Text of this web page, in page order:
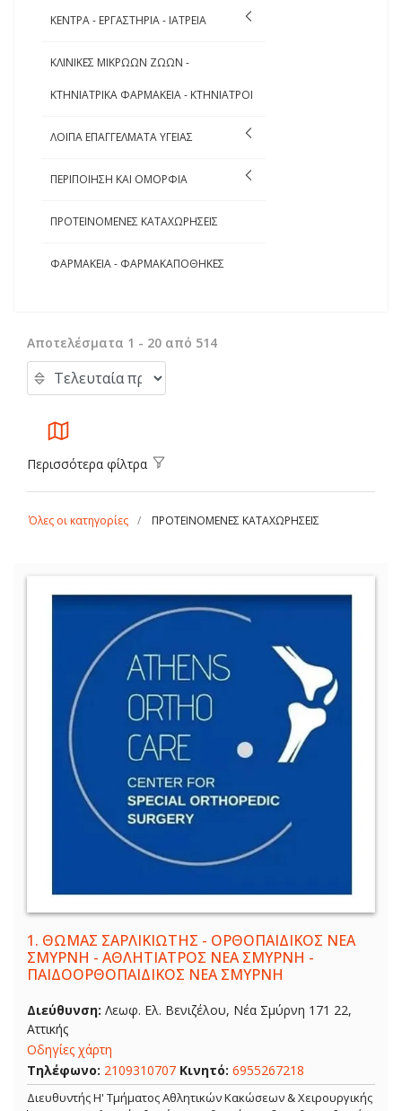
ΚΕΝΤΡΑ - ΕΡΓΑΣΤΗΡΙΑ - ΙΑΤΡΕΙΑ
ΚΛΙΝΙΚΕΣ ΜΙΚΡΩΩΝ ΖΩΩΝ -
ΚΤΗΝΙΑΤΡΙΚΑ ΦΑΡΜΑΚΕΙΑ - ΚΤΗΝΙΑΤΡΟΙ
ΛΟΙΠΑ ΕΠΑΓΓΕΛΜΑΤΑ ΥΓΕΙΑΣ
ΠΕΡΙΠΟΙΗΣΗ ΚΑΙ ΟΜΟΡΦΙΑ
ΠΡΟΤΕΙΝΟΜΕΝΕΣ ΚΑΤΑΧΩΡΗΣΕΙΣ
ΦΑΡΜΑΚΕΙΑ - ΦΑΡΜΑΚΑΠΟΘΗΚΕΣ
Αποτελέσματα 1 - 20 από 514
Περισσότερα φίλτρα
Όλες οι κατηγορίες ΠΡΟΤΕΙΝΟΜΕΝΕΣ ΚΑΤΑΧΩΡΗΣΕΙΣ
1. ΘΩΜΑΣ ΣΑΡΛΙΚΙΩΤΗΣ - ΟΡΘΟΠΑΙΔΙΚΟΣ ΝΕΑ
ΣΜΥΡΝΗ - ΑΘΛΗΤΙΑΤΡΟΣ ΝΕΑ ΣΜΥΡΝΗ -
ΠΑΙΔΟΟΡΘΟΠΑΙΔΙΚΟΣ ΝΕΑ ΣΜΥΡΝΗ
Διεύθυνση: Λεωφ. Ελ. Βενιζέλου, Νέα Σμύρνη 171 22,
Αττικής
Οδηγίες χάρτη
Τηλέφωνο: 2109310707 Κινητό: 6955267218
Διευθυντής Η' Τμήματος Αθλητικών Κακώσεων & Χειρουργικής